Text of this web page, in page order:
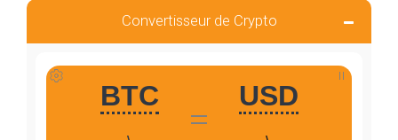
Convertisseur de Crypto